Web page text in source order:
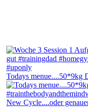
Todays menue....50*9kg
New Cycle....oder